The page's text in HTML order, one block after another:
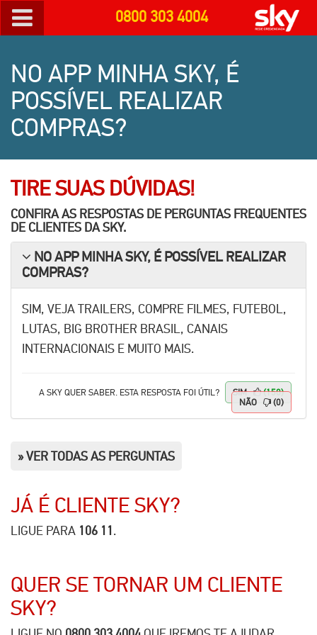
0800 303 4004
NO APP MINHA SKY, É
POSSÍVEL REALIZAR
COMPRAS?
TIRE SUAS DÚVIDAS!
CONFIRA AS RESPOSTAS DE PERGUNTAS FREQUENTES
DE CLIENTES DASKY.
NO APP MINHA SKY, É POSSÍVEL REALIZAR
COMPRAS?
SIM, VEJA TRAILERS, COMPRE FILMES, FUTEBOL,
LUTAS, BIG BROTHER BRASIL, CANAIS
INTERNACIONAIS E MUITO MAIS.
A SKY QUER SABER. ESTA RESPOSTA FOI ÚTIL? SIM
(150)
NÃO
(0)
» VER TODAS AS PERGUNTAS
JÁ É CLIENTE SKY?
LIGUE PARA 106 11 .
QUER SE TORNAR UM CLIENTE
SKY?